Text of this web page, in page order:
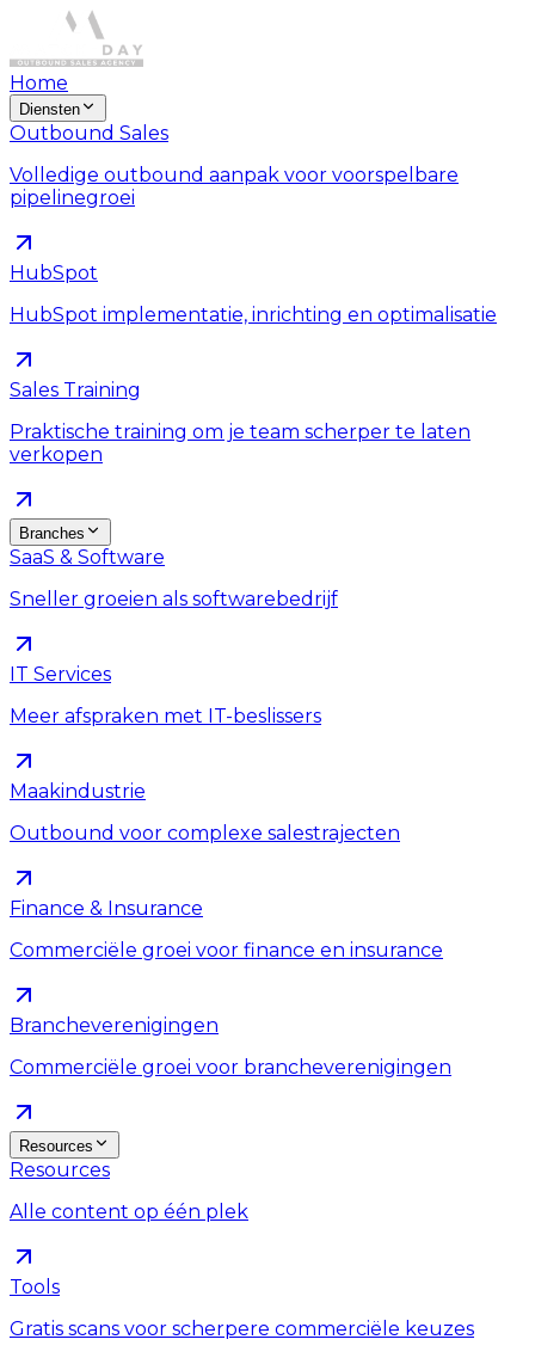
Home
Diensten
Outbound Sales
Volledige outbound aanpak voor voorspelbare
pipelinegroei
HubSpot
HubSpot implementatie, inrichting en optimalisatie
Sales Training
Praktische training om je team scherper te laten
verkopen
Branches
SaaS & Software
Sneller groeien als softwarebedrijf
IT Services
Meer afspraken met IT-beslissers
Maakindustrie
Outbound voor complexe salestrajecten
Finance & Insurance
Commerciële groei voor finance en insurance
Brancheverenigingen
Commerciële groei voor brancheverenigingen
Resources
Resources
Alle content op één plek
Tools
Gratis scans voor scherpere commerciële keuzes